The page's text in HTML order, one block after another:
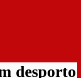
desporto